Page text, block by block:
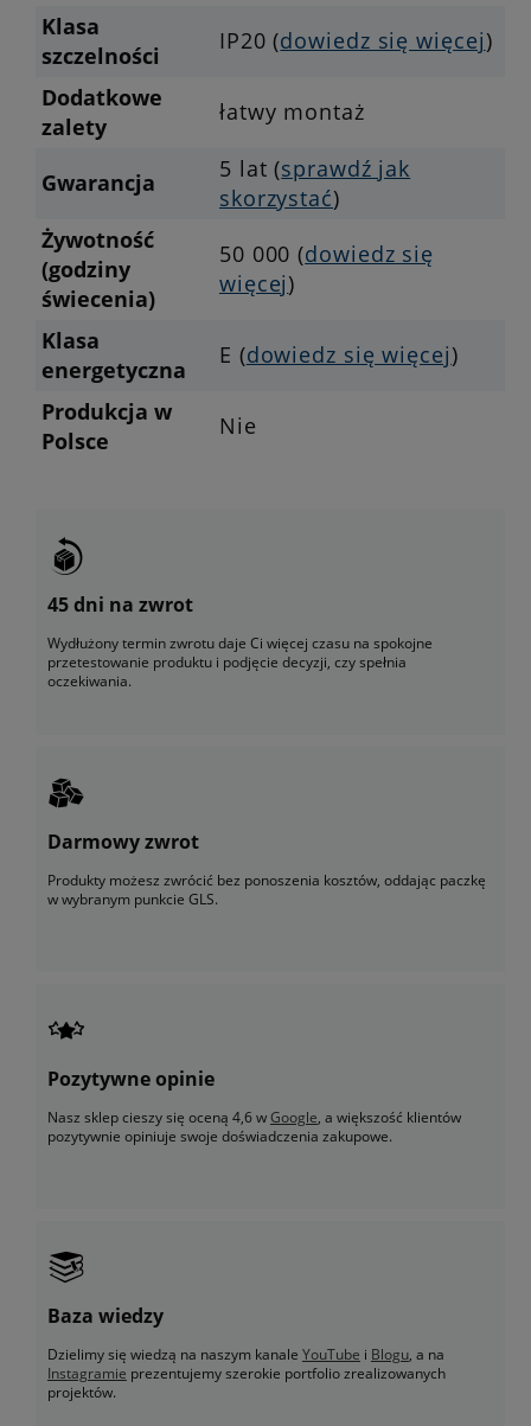
Klasa
szczelności
IP20 (dowiedz się więcej)
Dodatkowe
zalety
łatwy montaż
Gwarancja 5 lat (sprawdź jak
skorzystać)
Żywotność
(godziny
świecenia)
50 000 (dowiedz się
więcej)
Klasa
energetyczna
E (dowiedz się więcej)
Produkcja w
Polsce
Nie
45 dni na zwrot
Wydłużony termin zwrotu daje Ci więcej czasu na spokojne
przetestowanie produktu i podjęcie decyzji, czy spełnia
oczekiwania.
Darmowy zwrot
Produkty możesz zwrócić bez ponoszenia kosztów, oddając paczkę
w wybranym punkcie GLS.
Pozytywne opinie
Nasz sklep cieszy się oceną 4,6 wGoogle, a większość klientów
pozytywnie opiniuje swoje doświadczenia zakupowe.
Baza wiedzy
Dzielimy się wiedzą na naszym kanale YouTube i Blogu, a na
Instagramie prezentujemy szerokie portfolio zrealizowanych
projektów.